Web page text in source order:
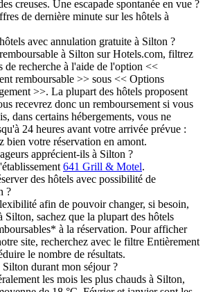
creuses. Une escapade spontanée en vue ?
de dernière minute sur les hôtels à
avec annulation gratuite à Silton ?
à Silton sur Hotels.com, filtrez
de recherche à l'aide de l'option <<
remboursable >> sous << Options
>>. La plupart des hôtels proposent
recevrez donc un remboursement si vous
dans certains hébergements, vous ne
24 heures avant votre arrivée prévue :
bien votre réservation en amont.
apprécient-ils à Silton ?
641 Grill & Motel.
des hôtels avec possibilité de
?
afin de pouvoir changer, si besoin,
Silton, sachez que la plupart des hôtels
à la réservation. Pour afficher
site, recherchez avec le filtre Entièrement
le nombre de résultats.
Silton durant mon séjour ?
les mois les plus chauds à Silton,